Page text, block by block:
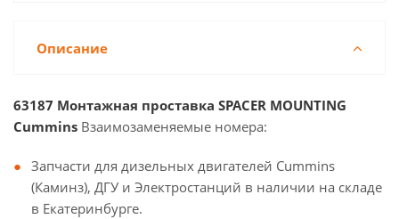
Описание
63187 Монтажная проставка SPACER MOUNTING
Cummins Взаимозаменяемые номера:
Запчасти для дизельных двигателей Cummins
(Каминз), ДГУ и Электростанций в наличии на складе
в Екатеринбурге.